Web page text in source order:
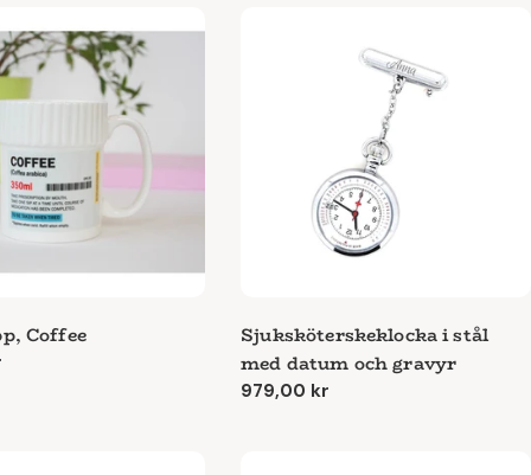
Coffee
Sjuksköterskeklocka i stål
med datum och gravyr
Ordinarie
979,00 kr